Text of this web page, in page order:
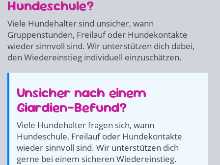
Hundeschule?
Viele Hundehalter sind unsicher, wann
Gruppenstunden, Freilauf oder Hundekontakte
wieder sinnvoll sind. Wir unterstützen dich dabei,
den Wiedereinstieg individuell einzuschätzen.
Unsicher nach einem
Giardien-Befund?
Viele Hundehalter fragen sich, wann
Hundeschule, Freilauf oder Hundekontakte
wieder sinnvoll sind. Wir unterstützen dich
gerne bei einem sicheren Wiedereinstieg.